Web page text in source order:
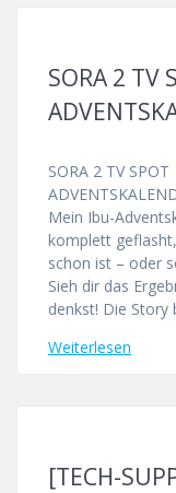
SORA 2 TV
SORA 2 TV
Mein Ibu-
komplett
schon ist – oder
Sieh dir das
denkst! Die Story
Weiterlesen
[TECH-